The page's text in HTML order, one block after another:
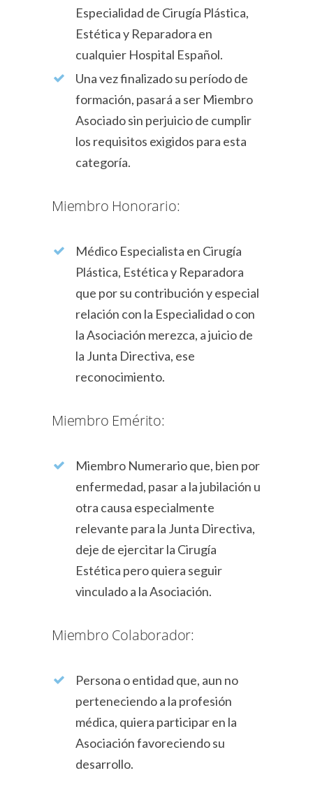
Especialidad de Cirugía Plástica,
Estética y Reparadora en
cualquier Hospital Español.
Una vez finalizado su período de
formación, pasará a ser Miembro
Asociado sin perjuicio de cumplir
los requisitos exigidos para esta
categoría.
Miembro Honorario:
Médico Especialista en Cirugía
Plástica, Estética y Reparadora
que por su contribución y especial
relación con la Especialidad o con
la Asociación merezca, a juicio de
la Junta Directiva, ese
reconocimiento.
Miembro Emérito:
Miembro Numerario que, bien por
enfermedad, pasar a la jubilación u
otra causa especialmente
relevante para la Junta Directiva,
deje de ejercitar la Cirugía
Estética pero quiera seguir
vinculado a la Asociación.
Miembro Colaborador:
Persona o entidad que, aun no
perteneciendo a la profesión
médica, quiera participar en la
Asociación favoreciendo su
desarrollo.